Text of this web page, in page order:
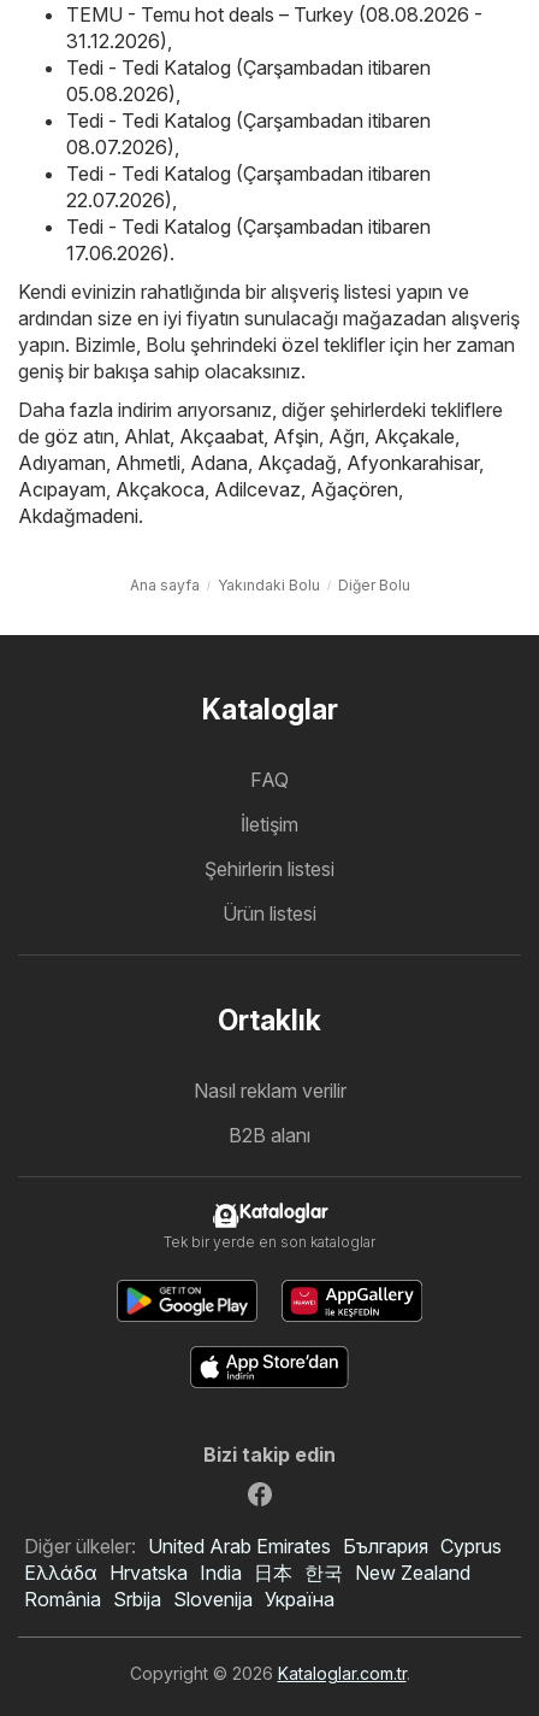
TEMU - Temu hot deals – Turkey (08.08.2026 -
31.12.2026)
Tedi - Tedi Katalog (Çarşambadan itibaren
05.08.2026)
Tedi - Tedi Katalog (Çarşambadan itibaren
08.07.2026)
Tedi - Tedi Katalog (Çarşambadan itibaren
22.07.2026)
Tedi - Tedi Katalog (Çarşambadan itibaren
17.06.2026).
Kendi evinizin rahatlığında bir alışveriş listesi yapın ve
ardından size en iyi fiyatın sunulacağı mağazadan alışveriş
yapın. Bizimle, Bolu şehrindeki özel teklifler için her zaman
geniş bir bakışa sahip olacaksınız.
Daha fazla indirim arıyorsanız, diğer şehirlerdeki tekliflere
de göz atın, Ahlat Akçaabat Afşin Ağrı Akçakale
Adıyaman Ahmetli Adana Akçadağ Afyonkarahisar,
Acıpayam Akçakoca Adilcevaz Ağaçören
Akdağmadeni.
Ana sayfa Yakındaki Bolu Diğer Bolu
Kataloglar
FAQ
İletişim
Şehirlerin listesi
Ürün listesi
Ortaklık
Nasıl reklam verilir
B2B alanı
Kataloglar
Tek bir yerde en son kataloglar
Bizi takip edin
Diğer ülkeler: United Arab Emirates България Cyprus
Ελλάδα Hrvatska India 日本 한국 New Zealand
România Srbija Slovenija Україна
Copyright © 2026 Kataloglar.com.tr.